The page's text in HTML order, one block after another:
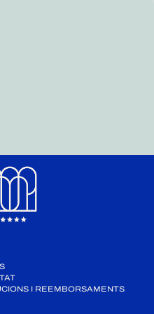
I REEMBORSAMENTS